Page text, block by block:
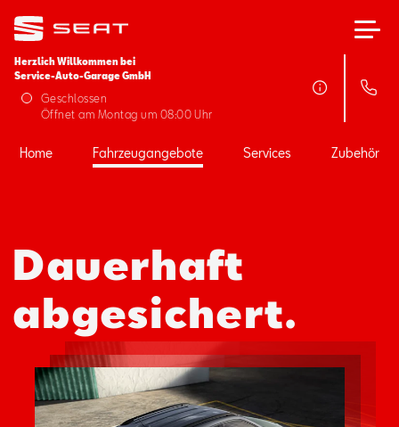
Herzlich Willkommen bei
Service-Auto-Garage GmbH
Geschlossen
Öffnet am Montag um 08:00 Uhr
Home
Fahrzeugangebote
Zubehör
SEAT FOR BUSINESS
Über uns
Aktionen
Home Fahrzeugangebote Services Zubehör
Dauerhaft
abgesichert.